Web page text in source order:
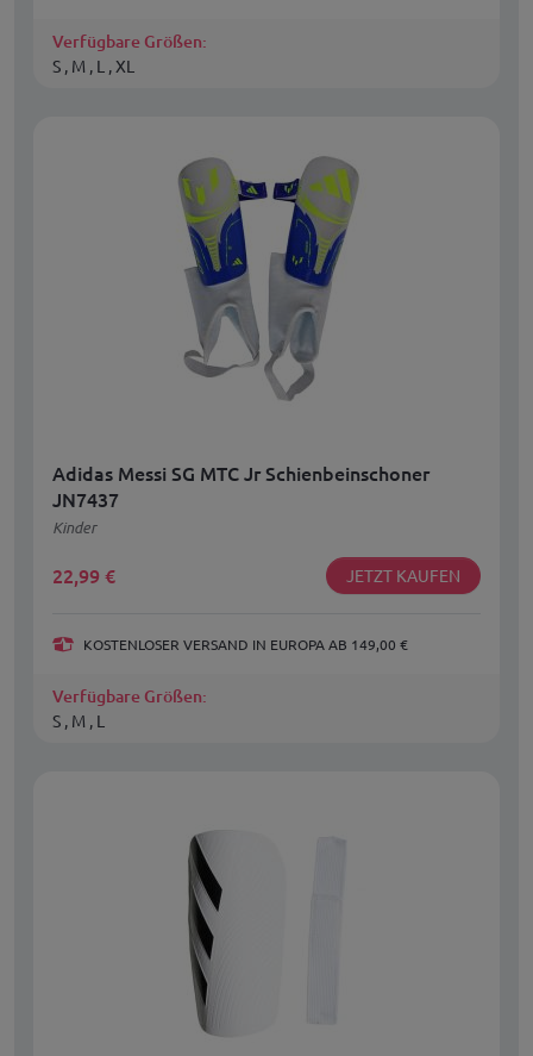
Verfügbare Größen:
S , M , L , XL
Adidas Messi SG MTC Jr Schienbeinschoner
JN7437
Kinder
22,99 € JETZT KAUFEN
KOSTENLOSER VERSAND IN EUROPA AB 149,00 €
Verfügbare Größen:
S , M , L